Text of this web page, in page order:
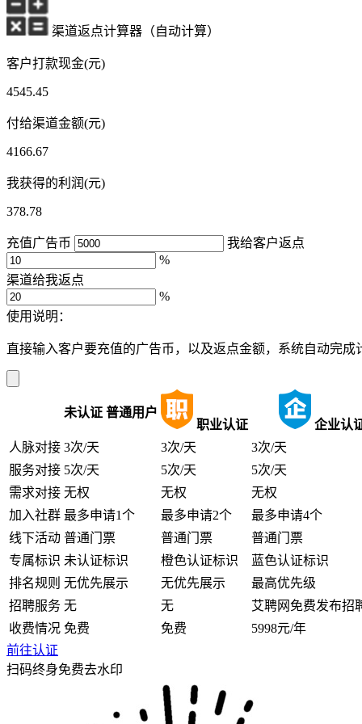
渠道返点计算器（自动计算）
客户打款现金(元)
4545.45
付给渠道金额(元)
4166.67
我获得的利润(元)
378.78
充值广告币
我给客户返点
%
渠道给我返点
%
使用说明：
直接输入客户要充值的广告币，以及返点金额，系统自动完
未认证 普通用户
职业认证
企业认
人脉对接 3次/天 3次/天
3次/天
服务对接 5次/天 5次/天
5次/天
需求对接 无权 无权
无权
加入社群 最多申请1个 最多申请2个
最多申请4个
线下活动 普通门票 普通门票
普通门票
专属标识 未认证标识 橙色认证标识
蓝色认证标识
排名规则 无优先展示 无优先展示
最高优先级
招聘服务 无 无
艾聘网免费发布招
收费情况 免费 免费
5998元/年
前往认证
扫码终身免费去水印